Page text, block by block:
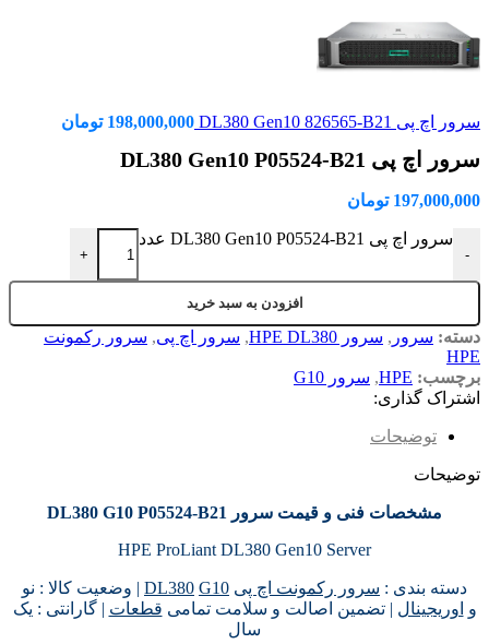
سرور اچ پی DL380 Gen10 826565-B21 198,000,000 تومان
سرور اچ پی DL380 Gen10 P05524-B21
197,000,000 تومان
-
سرور اچ پی DL380 Gen10 P05524-B21 عدد
+
افزودن به سبد خرید
دسته: سرور , سرور HPE DL380 , سرور اچ پی, سرور رکمونت
HPE
برچسب: HPE
, سرور G10
اشتراک گذاری:
توضیحات
توضیحات
مشخصات فنی و قیمت سرور DL380 G10 P05524-B21
HPE ProLiant DL380 Gen10 Server
دسته بندی : سرور رکمونت اچ پی DL380 G10
| وضعیت کالا : نو
و اوریجینال | تضمین اصالت و سلامت تمامی قطعات | گارانتی : یک
سال